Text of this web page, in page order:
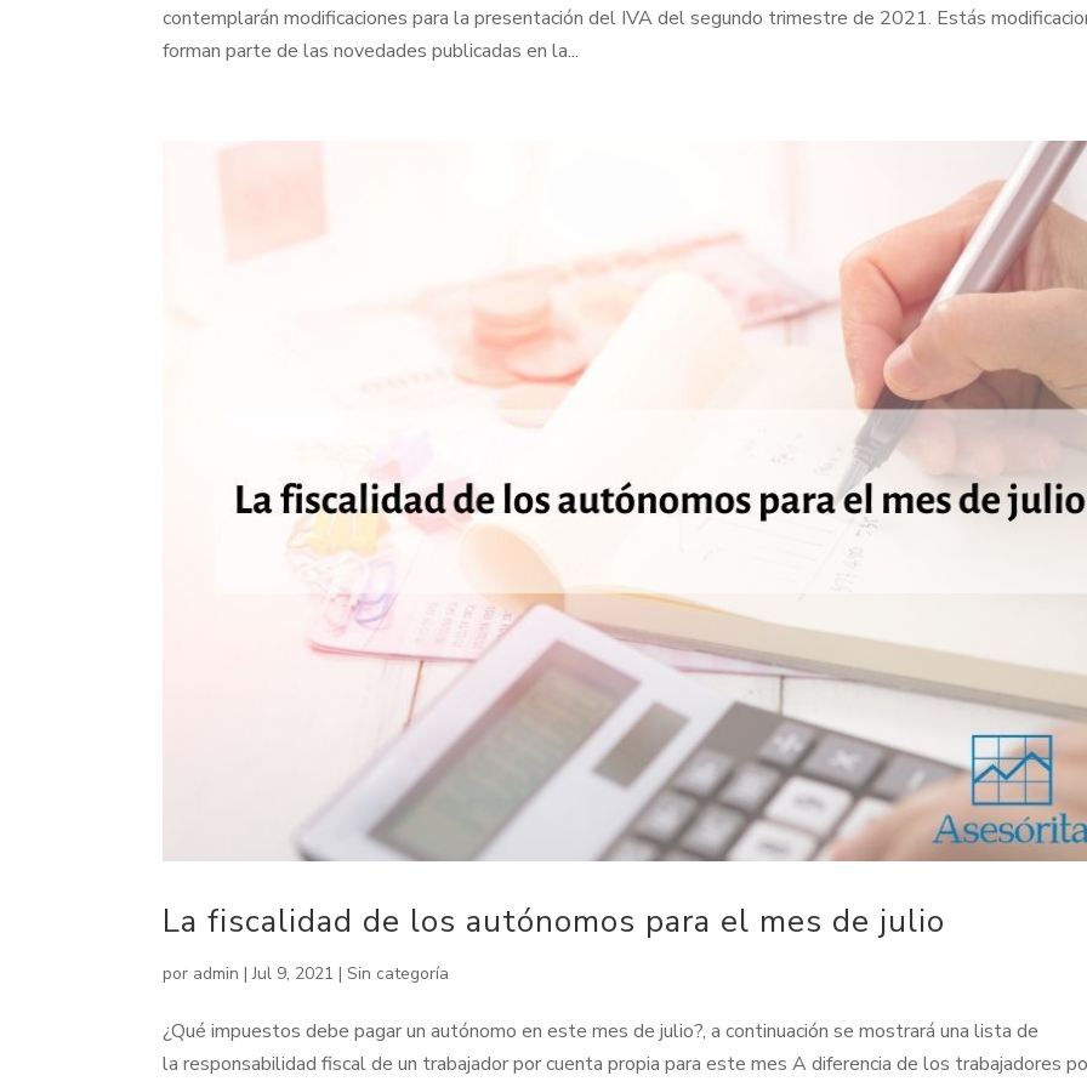
contemplarán modificaciones para la presentación del IVA del segundo trimestre de 2021. Estás
forman parte de las novedades publicadas en la...
La fiscalidad de los autónomos para el mes de julio
por admin |Jul 9, 2021 |Sin categoría
¿Qué impuestos debe pagar un autónomo en este mes de julio?, a continuación se mostrará una lista de
la responsabilidad fiscal de un trabajador por cuenta propia para este mes A diferencia de los trabajadores